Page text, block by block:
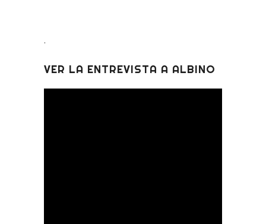
.
VER LA ENTREVISTA A ALBINO